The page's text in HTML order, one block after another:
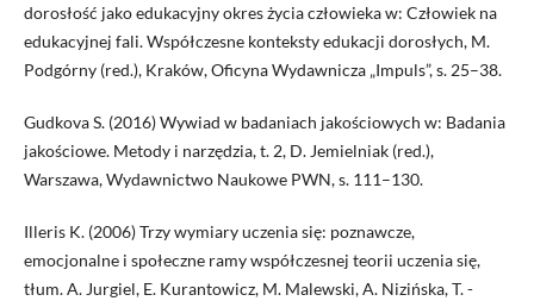
dorosłość jako edukacyjny okres życia człowieka w: Człowiek na
edukacyjnej fali. Współczesne konteksty edukacji dorosłych, M.
Podgórny (red.), Kraków, Oficyna Wydawnicza „Impuls”, s. 25–38.
Gudkova S. (2016) Wywiad w badaniach jakościowych w: Badania
jakościowe. Metody i narzędzia, t. 2, D. Jemielniak (red.),
Warszawa, Wydawnictwo Naukowe PWN, s. 111–130.
Illeris K. (2006) Trzy wymiary uczenia się: poznawcze,
emocjonalne i społeczne ramy współczesnej teorii uczenia się,
tłum. A. Jurgiel, E. Kurantowicz, M. Malewski, A. Nizińska, T. ­